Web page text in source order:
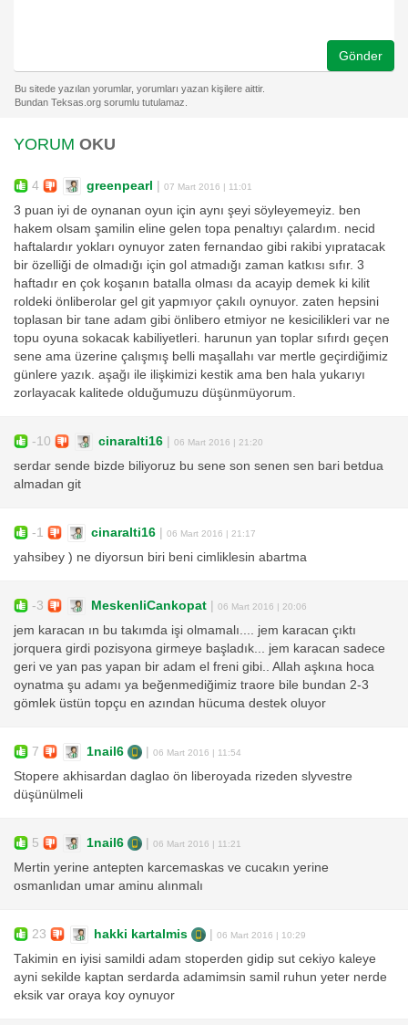
Gönder
YORUM OKU
4 greenpearl 07 Mart 2016 | 11:01
3 puan iyi de oynanan oyun için aynı şeyi söyleyemeyiz. ben
hakem olsam şamilin eline gelen topa penaltıyı çalardım. necid
haftalardır yokları oynuyor zaten fernandao gibi rakibi yıpratacak
bir özelliği de olmadığı için gol atmadığı zaman katkısı sıfır. 3
haftadır en çok koşanın batalla olması da acayip demek ki kilit
roldeki önliberolar gel git yapmıyor çakılı oynuyor. zaten hepsini
toplasan bir tane adam gibi önlibero etmiyor ne kesicilikleri var ne
topu oyuna sokacak kabiliyetleri. harunun yan toplar sıfırdı geçen
sene ama üzerine çalışmış belli maşallahı var mertle geçirdiğimiz
günlere yazık. aşağı ile ilişkimizi kestik ama ben hala yukarıyı
zorlayacak kalitede olduğumuzu düşünmüyorum.
-10 cinaralti16 06 Mart 2016 | 21:20
serdar sende bizde biliyoruz bu sene son senen sen bari betdua
almadan git
-1 cinaralti16 06 Mart 2016 | 21:17
yahsibey ) ne diyorsun biri beni cimliklesin abartma
-3 MeskenliCankopat 06 Mart 2016 | 20:06
jem karacan ın bu takımda işi olmamalı.... jem karacan çıktı
jorquera girdi pozisyona girmeye başladık... jem karacan sadece
geri ve yan pas yapan bir adam el freni gibi.. Allah aşkına hoca
oynatma şu adamı ya beğenmediğimiz traore bile bundan 2-3
gömlek üstün topçu en azından hücuma destek oluyor
7 1nail6 06 Mart 2016 | 11:54
Stopere akhisardan daglao ön liberoyada rizeden slyvestre
düşünülmeli
5 1nail6 06 Mart 2016 | 11:21
Mertin yerine antepten karcemaskas ve cucakın yerine
osmanlıdan umar aminu alınmalı
23 hakki kartalmis 06 Mart 2016 | 10:29
Takimin en iyisi samildi adam stoperden gidip sut cekiyo kaleye
ayni sekilde kaptan serdarda adamimsin samil ruhun yeter nerde
eksik var oraya koy oynuyor